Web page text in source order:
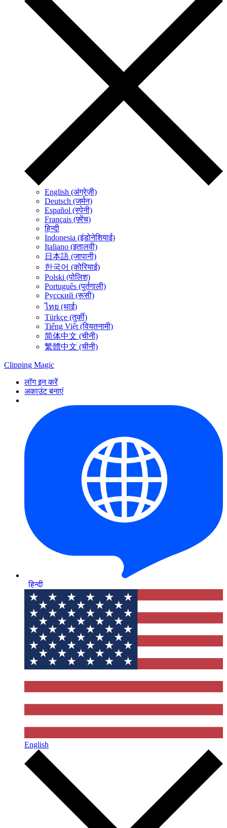
English (अंग्रेज़ी)
Deutsch (जर्मन)
Español (स्पेनी)
Français (फ़्रेंच)
हिन्दी
Indonesia (इंडोनेशियाई)
Italiano (इतालवी)
日本語 (जापानी)
한국어 (कोरियाई)
Polski (पोलिश)
Português (पुर्तगाली)
Русский (रूसी)
ไทย (थाई)
Türkçe (तुर्की)
Tiếng Việt (वियतनामी)
简体中文 (चीनी)
繁體中文 (चीनी)
Clipping Magic
लॉग इन करें
अकाउंट बनाएं
हिन्दी
English